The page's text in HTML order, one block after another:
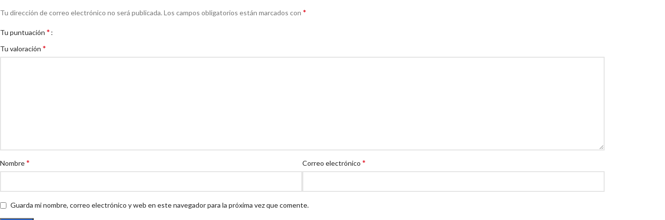
Tu dirección de correo electrónico no será publicada. Los campos obligatorios están marcados con *
Tu puntuación *
Tu valoración *
Nombre* Correo electrónico *
Guarda mi nombre, correo electrónico y web en este navegador para la próxima vez que comente.